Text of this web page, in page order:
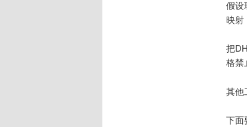
假设
映射
把
格禁
其他
下面